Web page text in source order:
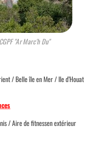
"Ar Marc'h Du"
/ Belle île en Mer / Ile d’Houat
/ Aire de fitnessen extérieur